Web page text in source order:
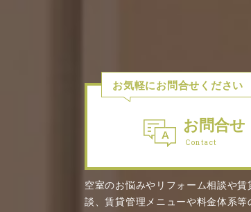
お気軽にお問合せください
お問合せ
Contact
空室のお悩みやリフォーム相談や賃
談、賃貸管理メニューや料金体系等